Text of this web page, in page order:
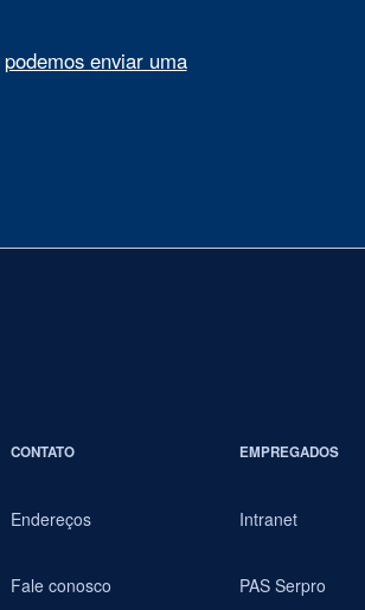
podemos enviar uma
CONTATO
Endereços
Fale conosco
EMPREGADOS
Intranet
PAS Serpro